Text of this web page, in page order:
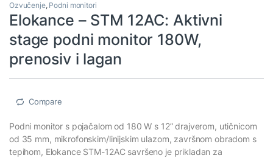
Ozvučenje, Podni monitori
Elokance – STM 12AC: Aktivni
stage podni monitor 180W,
prenosiv i lagan
Compare
Podni monitor s pojačalom od 180 W s 12” drajverom, utičnicom
od 35 mm, mikrofonskim/linijskim ulazom, završnom obradom s
tepihom, Elokance STM-12AC savršeno je prikladan za